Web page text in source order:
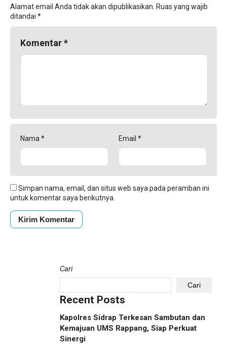
Alamat email Anda tidak akan dipublikasikan. Ruas yang wajib
ditandai *
Komentar*
Nama* Email *
Simpan nama, email, dan situs web saya pada peramban ini
untuk komentar saya berikutnya.
Cari
Cari
Recent Posts
Kapolres Sidrap Terkesan Sambutan dan
Kemajuan UMS Rappang, Siap Perkuat
Sinergi